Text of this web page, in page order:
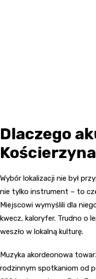
Dlaczego
Wybór lokalizacji nie był
nie tylko instrument – to
Miejscowi wymyślili dla
kwecz, kaloryfer. Trudno o
weszło w lokalną kulturę.
Muzyka akordeonowa
rodzinnym spotkaniom od